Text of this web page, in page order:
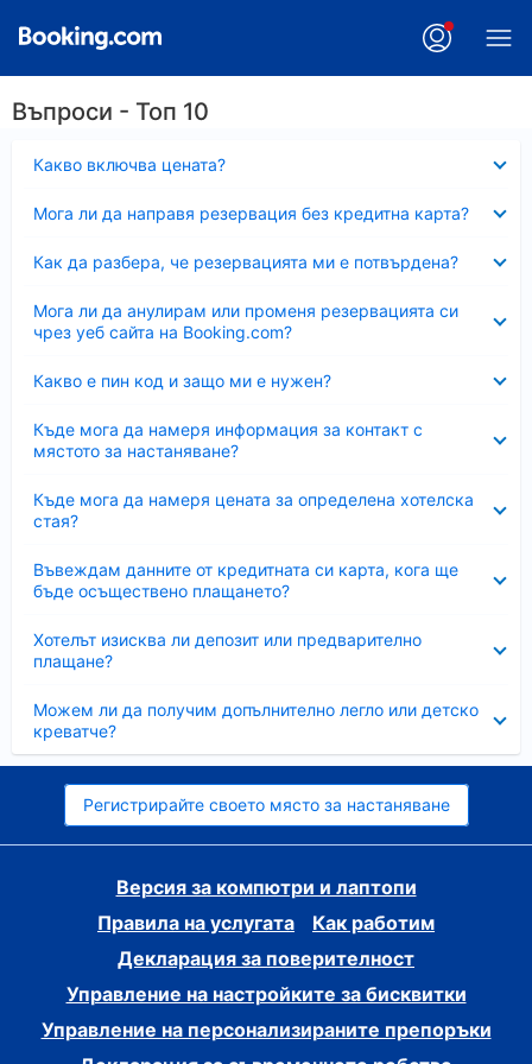
Въпроси - Топ 10
Какво включва цената?
Мога ли да направя резервация без кредитна карта?
Как да разбера, че резервацията ми е потвърдена?
Мога ли да анулирам или променя резервацията си
чрез уеб сайта на Booking.com?
Какво е пин код и защо ми е нужен?
Къде мога да намеря информация за контакт с
мястото за настаняване?
Къде мога да намеря цената за определена хотелска
стая?
Въвеждам данните от кредитната си карта, кога ще
бъде осъществено плащането?
Хотелът изисква ли депозит или предварително
плащане?
Можем ли да получим допълнително легло или детско
креватче?
Регистрирайте своето място за настаняване
Версия за компютри и лаптопи
Правила на услугата
Как работим
Декларация за поверителност
Управление на настройките за бисквитки
Управление на персонализираните препоръки